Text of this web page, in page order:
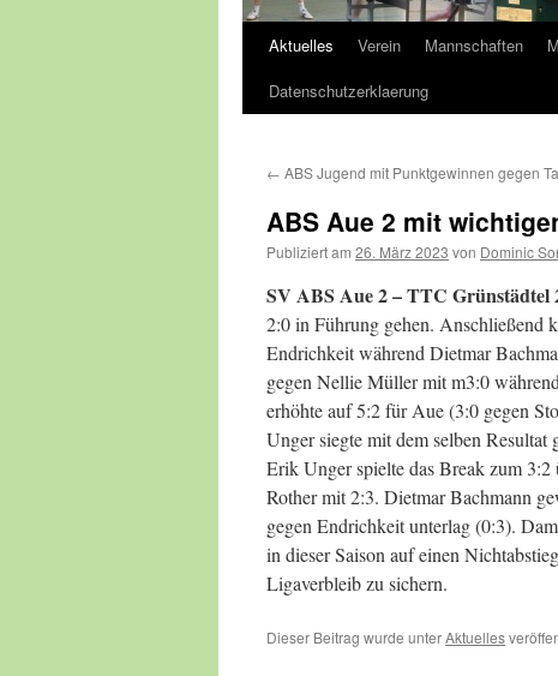
Springe
zum
Aktuelles Verein Mannschaften
Datenschutzerklaerung
← ABS Jugend mit Punktgewinnen gegen
ABS Aue 2 mit
Publiziert am 26. März 2023 von Dominic
SV ABS Aue 2 – TTC Grünstädtel
2:0 in Führung gehen. Anschließend
Endrichkeit während Dietmar
gegen Nellie Müller mit m3:0
erhöhte auf 5:2 für Aue (3:0 gegen
Unger siegte mit dem selben
Erik Unger spielte das Break zum
Rother mit 2:3. Dietmar Bachmann
gegen Endrichkeit unterlag (0:3).
in dieser Saison auf einen
Ligaverbleib zu sichern.
Dieser Beitrag wurde unterAktuelles